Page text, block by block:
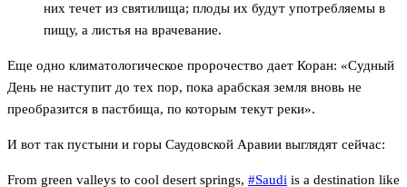
них течет из святилища; плоды их будут употребляемы в
пищу, а листья на врачевание.
Еще одно климатологическое пророчество дает Коран: «Судный
День не наступит до тех пор, пока арабская земля вновь не
преобразится в пастбища, по которым текут реки».
И вот так пустыни и горы Саудовской Аравии выглядят сейчас:
From green valleys to cool desert springs, #Saudi is a destination like